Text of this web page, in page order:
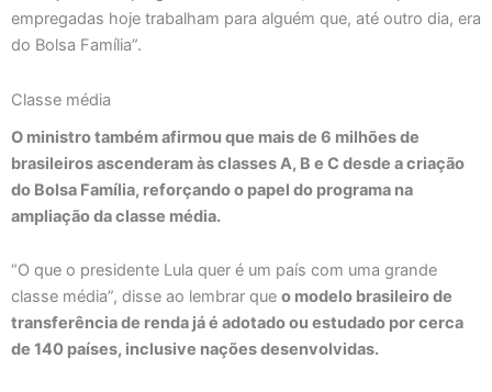
empregadas hoje trabalham para alguém que, até outro dia, era
do Bolsa Família”.
Classe média
O ministro também afirmou que mais de 6 milhões de
brasileiros ascenderam às classes A, B e C desde a criação
do Bolsa Família, reforçando o papel do programa na
ampliação da classe média.
“O que o presidente Lula quer é um país com uma grande
classe média”, disse ao lembrar que o modelo brasileiro de
transferência de renda já é adotado ou estudado por cerca
de 140 países, inclusive nações desenvolvidas.